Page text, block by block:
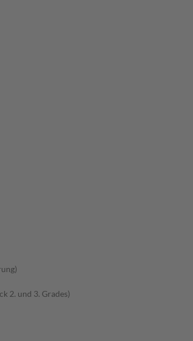
2. und 3. Grades)